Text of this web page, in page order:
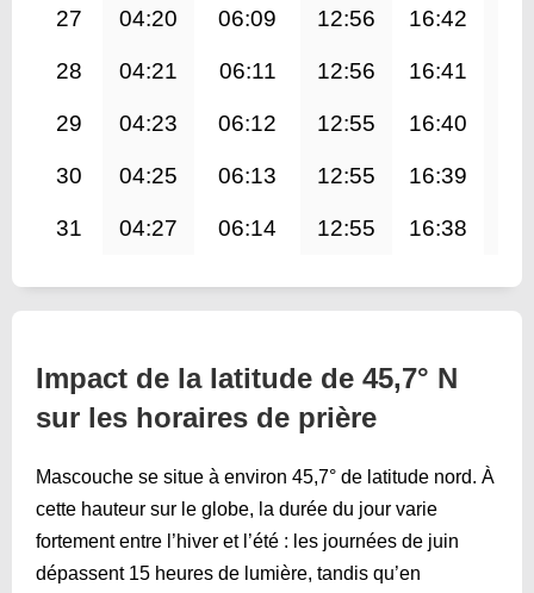
27 04:20 06:09 12:56 16:42
28 04:21 06:11 12:56 16:41
29 04:23 06:12 12:55 16:40
30 04:25 06:13 12:55 16:39
31 04:27 06:14 12:55 16:38
Impact de la latitude de 45,7° N
sur les horaires de prière
Mascouche se situe à environ 45,7° de latitude nord. À
cette hauteur sur le globe, la durée du jour varie
fortement entre l’hiver et l’été : les journées de juin
dépassent 15 heures de lumière, tandis qu’en